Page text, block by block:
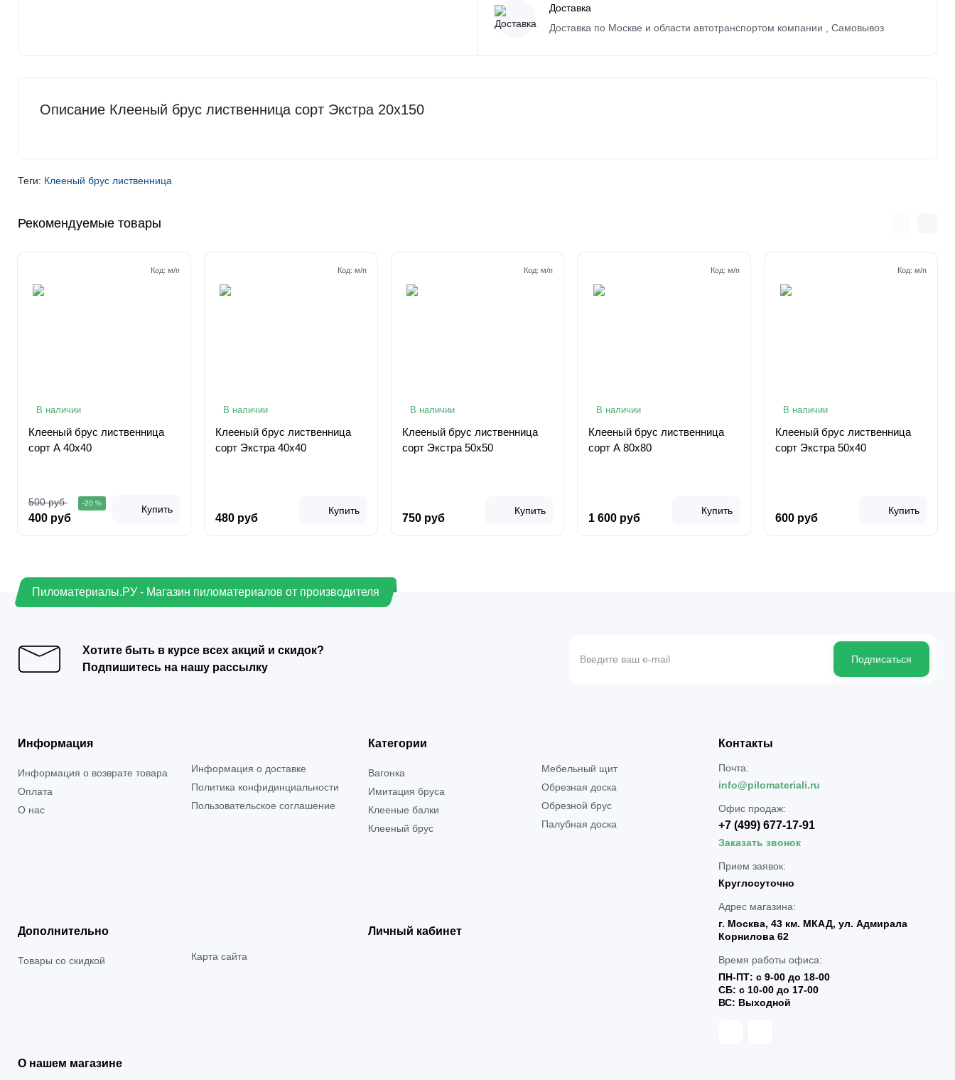
Доставка
Доставка по Москве и области автотранспортом компании , Самовывоз
Описание Клееный брус лиственница сорт Экстра 20х150
Теги: Клееный брус лиственница
Рекомендуемые товары
Код: м/п
В наличии
Клееный брус лиственница
сорт А 40х40
500 руб -20 %
400 руб
Купить
Код: м/п
В наличии
Клееный брус лиственница
сорт Экстра 40х40
480 руб
Купить
Код:м/п
В наличии
Клееный брус лиственница
сорт Экстра 50х50
750 руб
Купить
Код:м/п
В наличии
Клееный брус лиственница
сорт А 80х80
1 600 руб
Купить
Код: м/п
В наличии
Клееный брус лиственница
сорт Экстра 50х40
600 руб
Купить
Пиломатериалы.РУ - Магазин пиломатериалов от производителя
Хотите быть в курсе всех акций и скидок?
Подпишитесь на нашу рассылку
Подписаться
Информация
Информация о возврате товара
Оплата
О нас
Информация о доставке
Политика конфидинциальности
Пользовательское соглашение
Категории
Вагонка
Имитация бруса
Клееные балки
Клееный брус
Мебельный щит
Обрезная доска
Обрезной брус
Палубная доска
Дополнительно
Товары со скидкой Карта сайта
Личный кабинет
Контакты
Почта:
info@pilomateriali.ru
Офис продаж:
+7 (499) 677-17-91
Заказать звонок
Прием заявок:
Круглосуточно
Адрес магазина:
г. Москва, 43 км. МКАД, ул. Адмирала
Корнилова 62
Время работы офиса:
ПН-ПТ: с 9-00 до 18-00
СБ: с 10-00 до 17-00
ВС: Выходной
О нашем магазине